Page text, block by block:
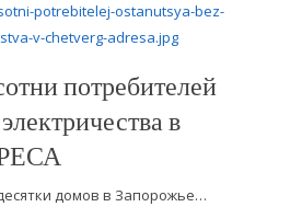
потребителей
в
домов в Запорожье…